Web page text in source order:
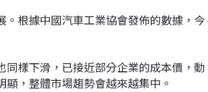
根據中國汽車工業協會發佈的數據，今
樣下滑，已接近部分企業的成本價，動
，整體市場趨勢會越來越集中。